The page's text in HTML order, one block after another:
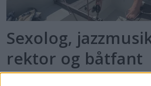
Sexolog,
rektor og båtfant